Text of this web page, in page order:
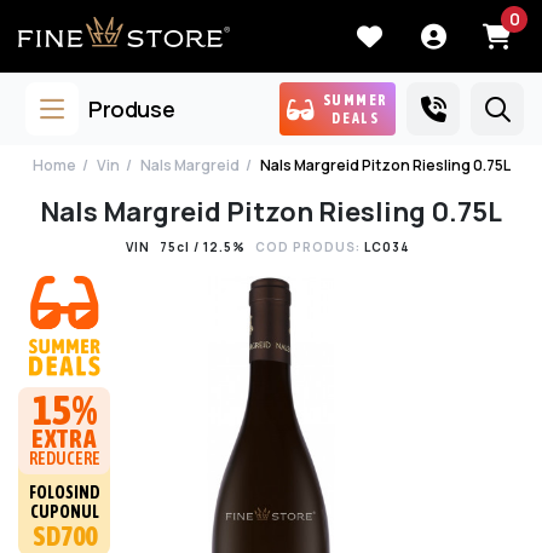
0
Produse
SUMMER
DEALS
Home Vin Nals Margreid Nals Margreid Pitzon Riesling 0.75L
Nals Margreid Pitzon Riesling 0.75L
VIN 75cl / 12.5% COD PRODUS: LC034
15%
EXTRA
REDUCERE
FOLOSIND
CUPONUL
SD700